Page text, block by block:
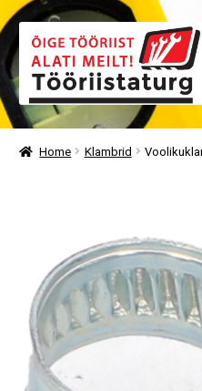
Skip
to
navigation
Skip
to
content
Home Klambrid